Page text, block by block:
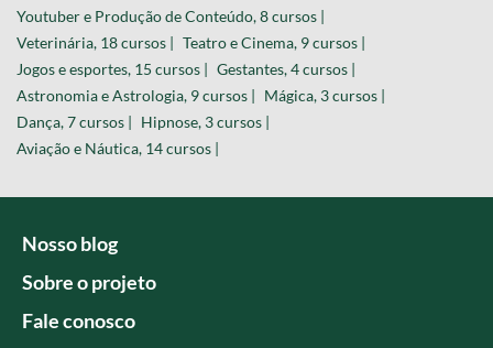
Youtuber e Produção de Conteúdo, 8 cursos |
Veterinária, 18 cursos | Teatro e Cinema, 9 cursos |
Jogos e esportes, 15 cursos | Gestantes, 4 cursos |
Astronomia e Astrologia, 9 cursos | Mágica, 3 cursos |
Dança, 7 cursos | Hipnose, 3 cursos |
Aviação e Náutica, 14 cursos |
Nosso blog
Sobre o projeto
Fale conosco